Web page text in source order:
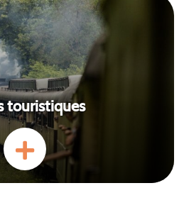
touristiques